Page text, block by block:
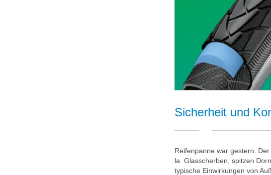
Sicherheit und
Reifenpanne war gestern.
la Glasscherben, spitzen
typische Einwirkungen von